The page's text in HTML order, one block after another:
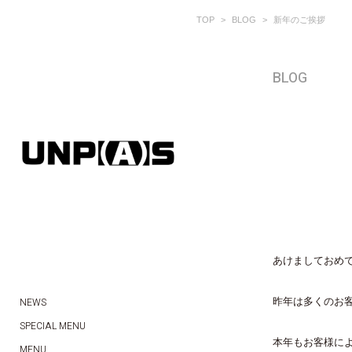
TOP BLOG 新年のご挨拶
NEWS
SPECIAL MENU
BLOG
あけましておめ
昨年は多くのお
本年もお客様に